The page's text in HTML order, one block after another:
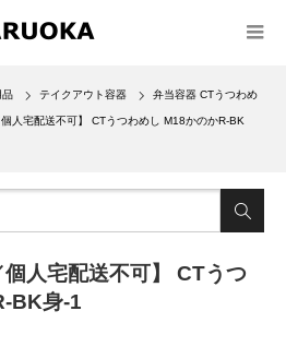
品 テイクアウト容器 弁当容器 CTうつわめ
個人宅配送不可】 CTうつわめし M18かのかR-BK
個人宅配送不可】 CTうつ
BK身-1